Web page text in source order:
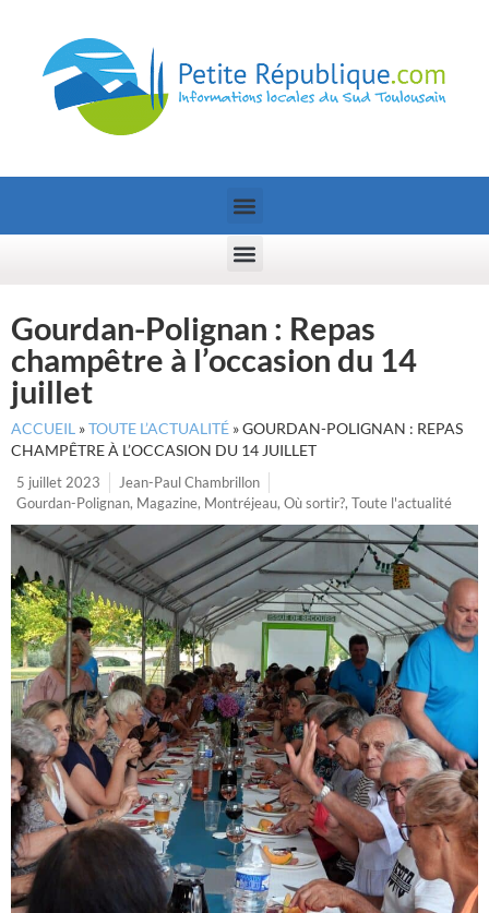
Gourdan-Polignan : Repas
champêtre à l’occasion du 14
juillet
ACCUEIL »TOUTE L’ACTUALITÉ »GOURDAN-POLIGNAN : REPAS
CHAMPÊTRE À L’OCCASION DU 14 JUILLET
5 juillet 2023
Jean-Paul Chambrillon
Gourdan-Polignan, Magazine, Montréjeau, Où sortir?, Toute l'actualité